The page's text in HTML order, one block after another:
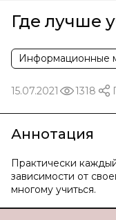
Где лучше
Информационные
15.07.2021 1318
Аннотация
Практически
зависимости от
многому учиться.